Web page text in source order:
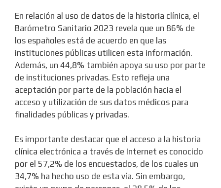
En relación al uso de datos de la historia clínica, el
Barómetro Sanitario 2023 revela que un 86% de
los españoles está de acuerdo en que las
instituciones públicas utilicen esta información.
Además, un 44,8% también apoya su uso por parte
de instituciones privadas. Esto refleja una
aceptación por parte de la población hacia el
acceso y utilización de sus datos médicos para
finalidades públicas y privadas.
Es importante destacar que el acceso a la historia
clínica electrónica a través de Internet es conocido
por el 57,2% de los encuestados, de los cuales un
34,7% ha hecho uso de esta vía. Sin embargo,